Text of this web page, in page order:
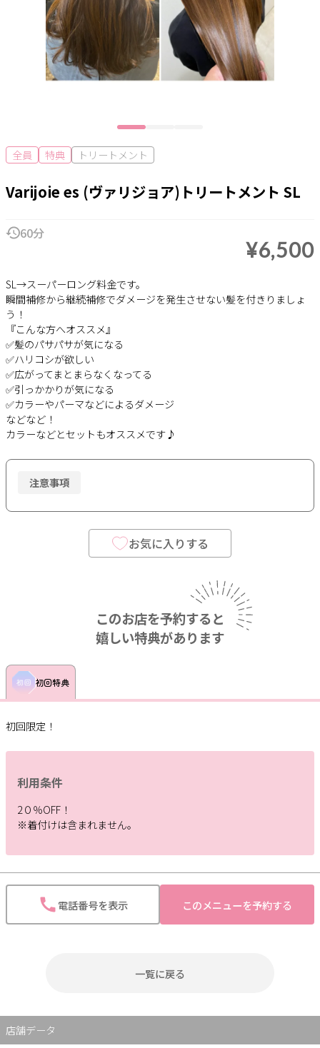
閉じる
お気に入りする
全員 特典 トリートメント
Varijoie es (ヴァリジョア)トリートメント SL
60分
¥6,500
SL→スーパーロング料金です。
瞬間補修から継続補修でダメージを発生させない髪を付きりましょ
う！
『こんな方へオススメ』
✅髪のパサパサが気になる
✅ハリコシが欲しい
✅広がってまとまらなくなってる
✅引っかかりが気になる
✅カラーやパーマなどによるダメージ
などなど！
カラーなどとセットもオススメです♪
注意事項
このお店を予約すると
嬉しい特典があります
初回特典
初回限定！
利用条件
2０％OFF！
※着付けは含まれません。
電話番号を表示 このメニューを予約する
一覧に戻る
店舗データ